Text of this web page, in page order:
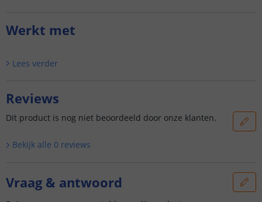
Werkt met
Lees verder
Reviews
Dit product is nog niet beoordeeld door onze klanten.
Bekijk alle 0 reviews
Vraag & antwoord